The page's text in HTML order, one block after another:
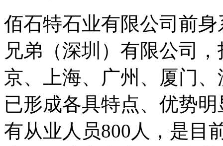
佰石特石业有限公司前
兄弟（深圳）有限公司
京、上海、广州、厦门
已形成各具特点、优势
有从业人员800人，是目